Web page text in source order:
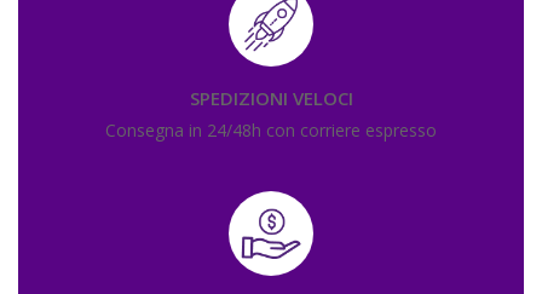
SPEDIZIONI VELOCI
Consegna in 24/48h con corriere espresso